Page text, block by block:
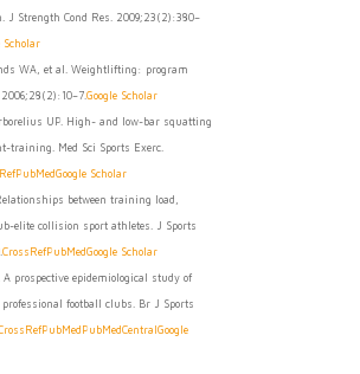
J Strength Cond Res. 2009;23(2):380–
Scholar
WA, et al. Weightlifting: program
Google Scholar
UP. High- and low-bar squatting
training. Med Sci Sports Exerc.
PubMedGoogle Scholar
between training load,
elite collision sport athletes. J Sports
CrossRefPubMedGoogle Scholar
prospective epidemiological study of
football clubs. Br J Sports
PubMedPubMedCentral Google